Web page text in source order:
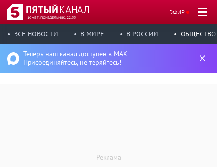
10 АВГ, ПОНЕДЕЛЬНИК, 22:55
ЭФИР
ВСЕ НОВОСТИ В МИРЕ В РОССИИ ОБЩЕСТВО
Теперь наш канал доступен в MAX
Присоединяйтесь, не теряйтесь!